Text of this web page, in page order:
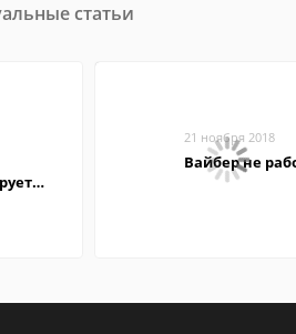
статьи
21 ноября 2018
Вайбер не